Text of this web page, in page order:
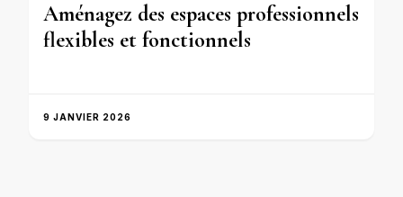
Aménagez des espaces professionnels
flexibles et fonctionnels
9 JANVIER 2026